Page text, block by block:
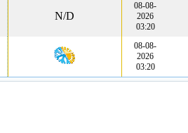
N/D
08-08-
2026
03:20
08-08-
2026
03:20